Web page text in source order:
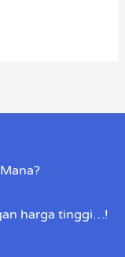
harga tinggi…!